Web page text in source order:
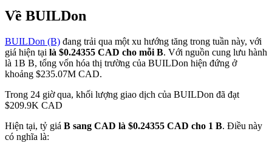
COIN-M Futures
Futures sử dụng token làm tài sản thế chấp
TradFi
Phái sinh cổ phiếu, ngoại hối, kim loại quý và hàng hóa
Về BUILDon
BUILDon (B) đang trải qua một xu hướng tăng trong tuần này, với
giá hiện tại là $0.24355 CAD cho mỗi B. Với nguồn cung lưu hành
là 1B B, tổng vốn hóa thị trường của BUILDon hiện đứng ở
khoảng $235.07M CAD.
Trong 24 giờ qua, khối lượng giao dịch của BUILDon đã đạt
$209.9K CAD
Hiện tại, tỷ giá B sang CAD là $0.24355 CAD cho 1 B. Điều này
có nghĩa là: